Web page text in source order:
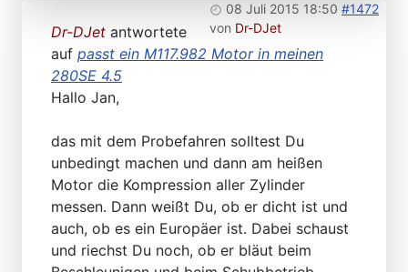
08 Juli 2015 18:50 #1472
von Dr-DJet
Dr-DJet antwortete
auf passt ein M117.982 Motor in meinen
280SE 4.5
Hallo Jan,
das mit dem Probefahren solltest Du
unbedingt machen und dann am heißen
Motor die Kompression aller Zylinder
messen. Dann weißt Du, ob er dicht ist und
auch, ob es ein Europäer ist. Dabei schaust
und riechst Du noch, ob er bläut beim